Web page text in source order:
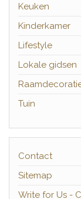
Keuken
Kinderkamer
Lifestyle
Lokale gidsen
Tuin
Contact
Sitemap
Write for Us -